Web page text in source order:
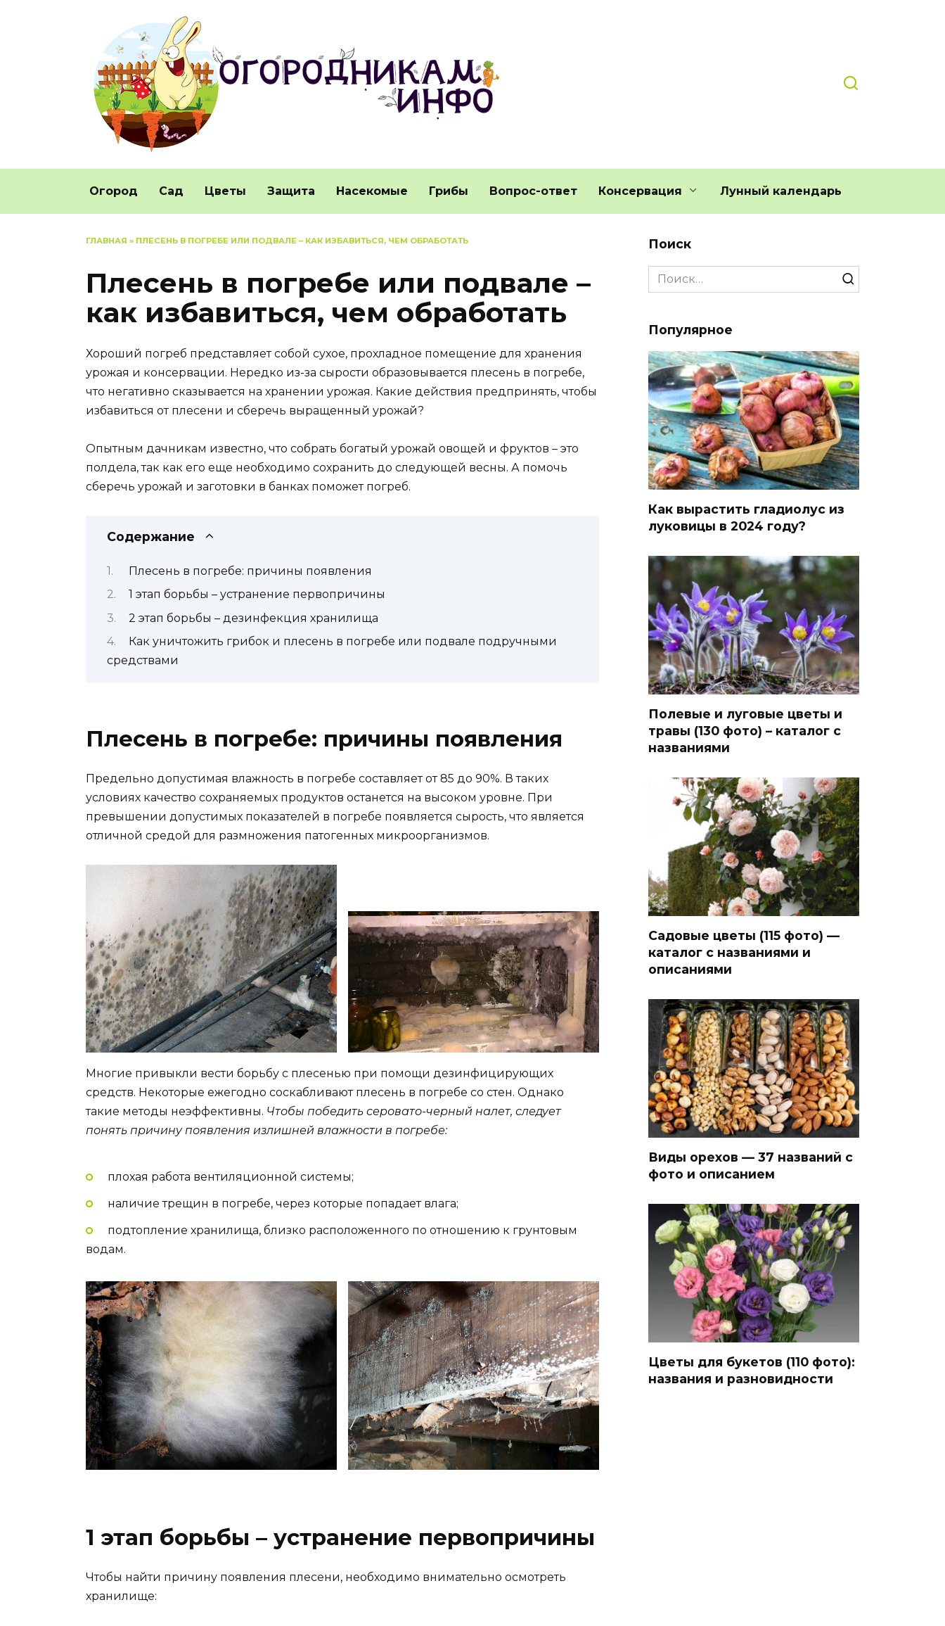
Огород Сад Цветы Защита Насекомые Грибы Вопрос-ответ Консервация Лунный календарь
ГЛАВНАЯ » ПЛЕСЕНЬ В ПОГРЕБЕ ИЛИ ПОДВАЛЕ – КАК ИЗБАВИТЬСЯ, ЧЕМ ОБРАБОТАТЬ
Плесень в погребе или подвале –
как избавиться, чем обработать
Хороший погреб представляет собой сухое, прохладное помещение для хранения
урожая и консервации. Нередко из-за сырости образовывается плесень в погребе,
что негативно сказывается на хранении урожая. Какие действия предпринять, чтобы
избавиться от плесени и сберечь выращенный урожай?
Опытным дачникам известно, что собрать богатый урожай овощей и фруктов – это
полдела, так как его еще необходимо сохранить до следующей весны. А помочь
сберечь урожай и заготовки в банках поможет погреб.
Содержание
Плесень в погребе: причины появления
1 этап борьбы – устранение первопричины
2 этап борьбы – дезинфекция хранилища
Как уничтожить грибок и плесень в погребе или подвале подручными
средствами
Плесень в погребе: причины появления
Предельно допустимая влажность в погребе составляет от 85 до 90%. В таких
условиях качество сохраняемых продуктов останется на высоком уровне. При
превышении допустимых показателей в погребе появляется сырость, что является
отличной средой для размножения патогенных микроорганизмов.
Многие привыкли вести борьбу с плесенью при помощи дезинфицирующих
средств. Некоторые ежегодно соскабливают плесень в погребе со стен. Однако
такие методы неэффективны. Чтобы победить серовато-черный налет, следует
понять причину появления излишней влажности в погребе:
плохая работа вентиляционной системы;
наличие трещин в погребе, через которые попадает влага;
подтопление хранилища, близко расположенного по отношению к грунтовым
водам.
1 этап борьбы – устранение первопричины
Чтобы найти причину появления плесени, необходимо внимательно осмотреть
хранилище:
Поиск
Search
for:
Популярное
Как вырастить гладиолус из
луковицы в 2024 году?
Полевые и луговые цветы и
травы (130 фото) – каталог с
названиями
Садовые цветы (115 фото) —
каталог с названиями и
описаниями
Виды орехов — 37 названий с
фото и описанием
Цветы для букетов (110 фото):
названия и разновидности